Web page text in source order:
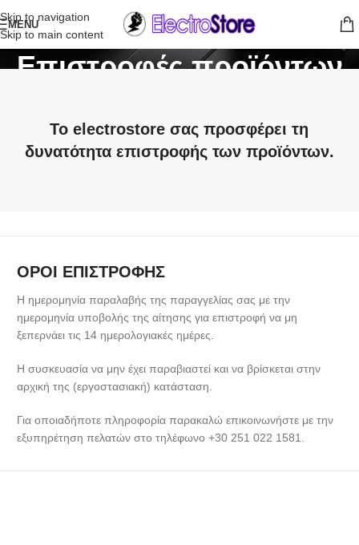
Skip to navigation
Skip to main content
MENU
Επιστροφές προϊόντων
Το electrostore σας προσφέρει τη
δυνατότητα επιστροφής των προϊόντων.
ΟΡΟΙ ΕΠΙΣΤΡΟΦΗΣ
Η ημερομηνία παραλαβής της παραγγελίας σας με την
ημερομηνία υποβολής της αίτησης για επιστροφή να μη
ξεπερνάει τις 14 ημερολογιακές ημέρες.
Η συσκευασία να μην έχει παραβιαστεί και να βρίσκεται στην
αρχική της (εργοστασιακή) κατάσταση.
Για οποιαδήποτε πληροφορία παρακαλώ επικοινωνήστε με την
εξυπηρέτηση πελατών στο τηλέφωνο +30 251 022 1581.